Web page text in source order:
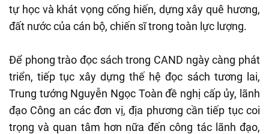
tự học và khát vọng cống hiến, dựng xây quê hương,
đất nước của cán bộ, chiến sĩ trong toàn lực lượng.
Để phong trào đọc sách trong CAND ngày càng phát
triển, tiếp tục xây dựng thế hệ đọc sách tương lai,
Trung tướng Nguyễn Ngọc Toàn đề nghị cấp ủy, lãnh
đạo Công an các đơn vị, địa phương cần tiếp tục coi
trọng và quan tâm hơn nữa đến công tác lãnh đạo,